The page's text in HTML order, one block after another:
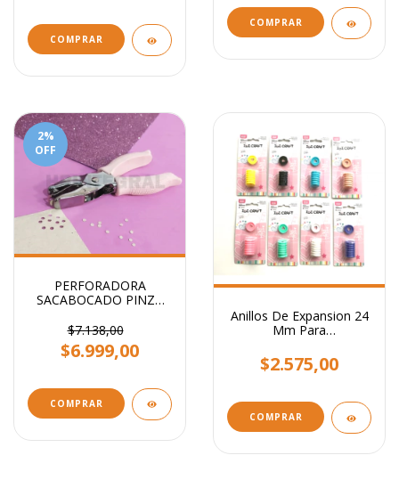
COMPRAR
2%
OFF
PERFORADORA
SACABOCADO PINZA
etiquetas
$7.138,00
$6.999,00
Anillos De Expansion 24
Mm Para
Unidades.
$2.575,00
COMPRAR